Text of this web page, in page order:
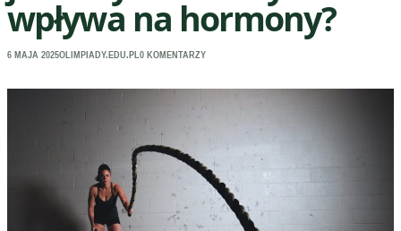
wpływa na hormony?
6 MAJA 2025OLIMPIADY.EDU.PL 0 KOMENTARZY